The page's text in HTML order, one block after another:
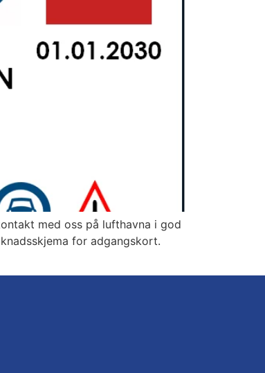
med oss på lufthavna i god
for adgangskort.